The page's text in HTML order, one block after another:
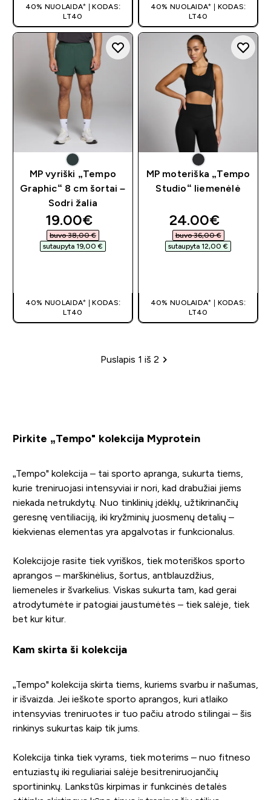
40% NUOLAIDA* | KODAS:
LT40
40% NUOLAIDA* | KODAS:
LT40
MP vyriški „Tempo
Graphic“ 8 cm šortai –
Sodri žalia
discounted price
19.00€‎
buvo 38,00 €‎
sutaupyta 19,00 €‎
40% NUOLAIDA* | KODAS:
LT40
MP moteriška „Tempo
Studio“ liemenėlė
discounted
24.00€‎
buvo 36,00 €‎
sutaupyta 12,00 €‎
40% NUOLAIDA* | KODAS:
LT40
Puslapių žymėjimas
Puslapis 1 iš 2
Pirkite „Tempo" kolekcija Myprotein
„Tempo" kolekcija – tai sporto apranga, sukurta tiems,
kurie treniruojasi intensyviai ir nori, kad drabužiai jiems
niekada netrukdytų. Nuo tinklinių įdėklų, užtikrinančių
geresnę ventiliaciją, iki kryžminių juosmenų detalių –
kiekvienas elementas yra apgalvotas ir funkcionalus.
Kolekcijoje rasite tiek vyriškos, tiek moteriškos sporto
aprangos – marškinėlius, šortus, antblauzdžius,
liemeneles ir švarkelius. Viskas sukurta tam, kad gerai
atrodytumėte ir patogiai jaustumėtės – tiek salėje, tiek
bet kur kitur.
Kam skirta ši kolekcija
„Tempo" kolekcija skirta tiems, kuriems svarbu ir našumas,
ir išvaizda. Jei ieškote sporto aprangos, kuri atlaiko
intensyvias treniruotes ir tuo pačiu atrodo stilingai – šis
rinkinys sukurtas kaip tik jums.
Kolekcija tinka tiek vyrams, tiek moterims – nuo fitneso
entuziastų iki reguliariai salėje besitreniruojančių
sportininkų. Lankstūs kirpimas ir funkcinės detalės